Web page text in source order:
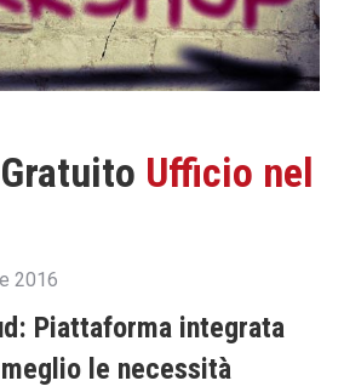
Ufficio nel
2016
Piattaforma integrata
le necessità